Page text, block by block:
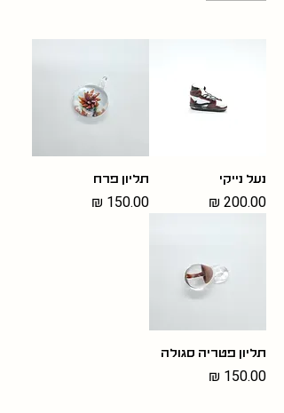
נעל נייקי
מחיר
תליון פרח
מחיר
תליון פטריה סגולה
מחיר